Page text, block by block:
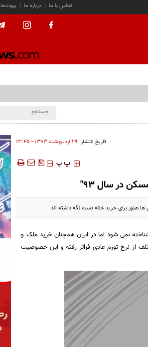
پیوندها | درباره ما | تماس با ما
تاریخ انتشار: ۲۹ ارديبهشت ۱۳۹۳ - ۱۳:۴۵
‍‍‍ پ پ
در سال 93"
هنوز برای خرید خانه دست نگه داشته اند.
نمی شود اما در ایران همچنان خرید ملک و
از نرخ تورم عادی فراتر رفته و این خصوصیت